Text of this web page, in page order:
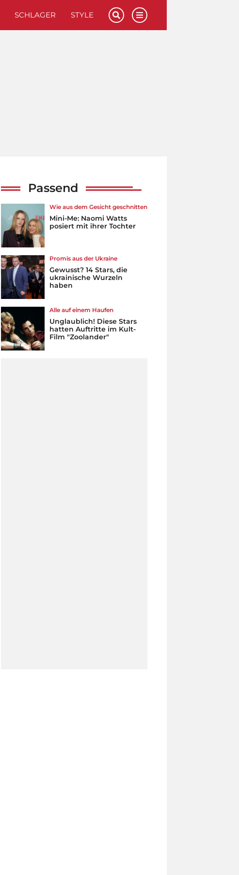
SCHLAGER STYLE
Passend
Wie aus dem Gesicht geschnitten
Mini-Me: Naomi Watts
posiert mit ihrer Tochter
Promis aus der Ukraine
Gewusst? 14 Stars, die
ukrainische Wurzeln
haben
Alle auf einem Haufen
Unglaublich! Diese Stars
hatten Auftritte im Kult-
Film "Zoolander"